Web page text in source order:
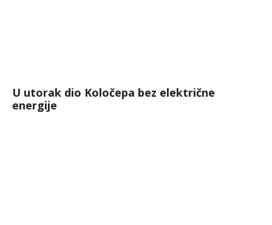
U utorak dio Koločepa bez električne
energije